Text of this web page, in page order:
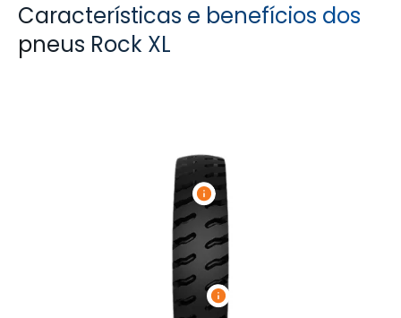
Características e benefícios dos
pneus Rock XL